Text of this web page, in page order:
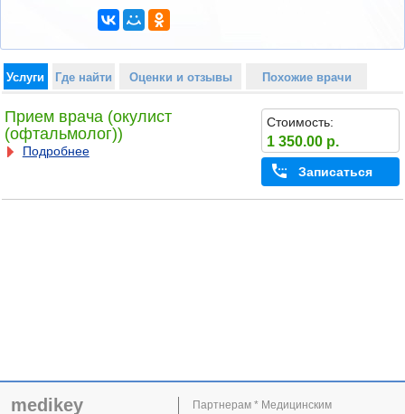
Услуги Где найти Оценки и отзывы Похожие врачи
Прием врача (окулист
(офтальмолог))
Подробнее
Стоимость:
1 350.00 р.
Записаться
medikey
Партнерам * Медицинским